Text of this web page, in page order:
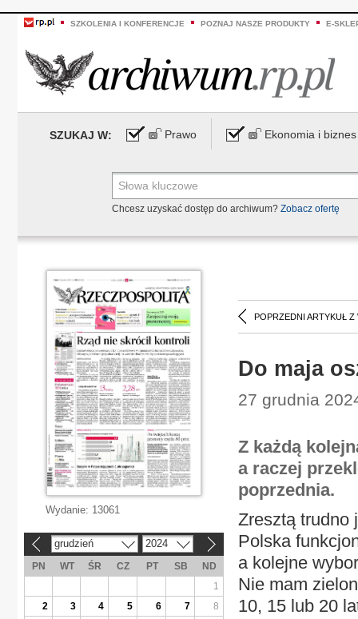
SZKOLENIA I KONFERENCJE POZNAJ NASZE PRODUKTY E-
SZUKAJ W: Prawo Ekonomia i biznes
Chcesz uzyskać dostęp do archiwum? Zobacz ofertę
POPRZEDNI ARTYKUŁ Z
Do maja
27 grudnia
Z każdą
a raczej
poprzednia.
Zresztą trudno
Polska
a kolejne
Nie mam
10, 15 lub 20
Wydanie: 13061
grudzień 2024
PN WT ŚR CZ PT SB
ND
1
2
3 4 5 6 7
8